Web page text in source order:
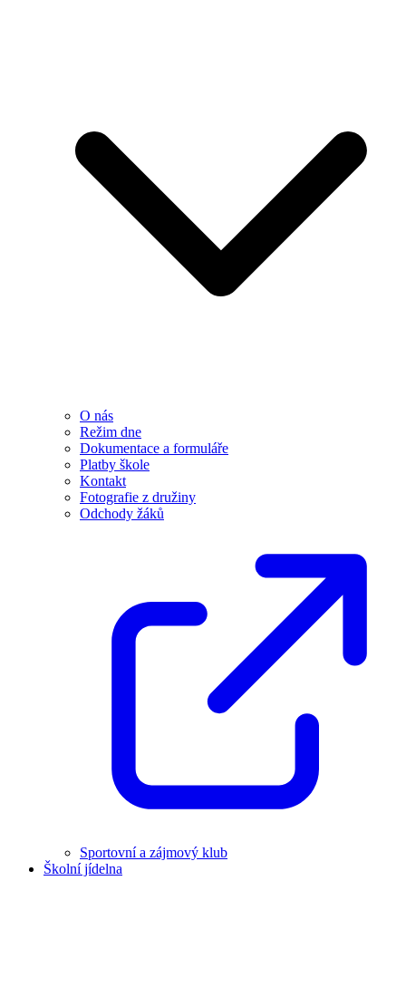
O nás
Režim dne
Dokumentace a formuláře
Platby škole
Kontakt
Fotografie z družiny
Odchody žáků
Sportovní a zájmový klub
Školní jídelna